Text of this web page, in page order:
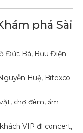
phá Sài
Đức Bà, Bưu Điện
Huệ, Bitexco
chợ đêm, ẩm
VIP đi concert,